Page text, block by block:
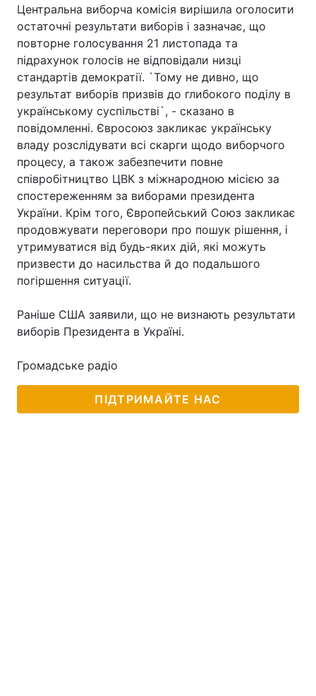
Головна Війна
Політика
Економіка Світ
Техно і зв'язок Лайт
Зброя
Туризм
Центральна виборча комісія вирішила оголосити
остаточні результати виборів і зазначає, що
повторне голосування 21 листопада та
підрахунок голосів не відповідали низці
стандартів демократії. `Тому не дивно, що
результат виборів призвів до глибокого поділу в
українському суспільстві`, - сказано в
повідомленні. Євросоюз закликає українську
владу розслідувати всі скарги щодо виборчого
процесу, а також забезпечити повне
співробітництво ЦВК з міжнародною місією за
спостереженням за виборами президента
України. Крім того, Європейський Союз закликає
продовжувати переговори про пошук рішення, і
утримуватися від будь-яких дій, які можуть
призвести до насильства й до подальшого
погіршення ситуації.
Раніше США заявили, що не визнають результати
виборів Президента в Україні.
Громадське радіо
ПІДТРИМАЙТЕ НАС